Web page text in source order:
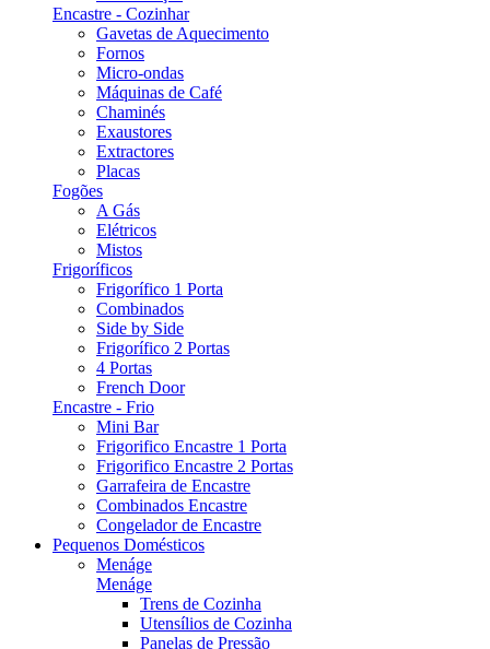
Encastre - Cozinhar
Gavetas de Aquecimento
Fornos
Micro-ondas
Máquinas de Café
Chaminés
Exaustores
Extractores
Placas
Fogões
A Gás
Elétricos
Mistos
Frigoríficos
Frigorífico 1 Porta
Combinados
Side by Side
Frigorífico 2 Portas
4 Portas
French Door
Encastre - Frio
Mini Bar
Frigorifico Encastre 1 Porta
Frigorifico Encastre 2 Portas
Garrafeira de Encastre
Combinados Encastre
Congelador de Encastre
Pequenos Domésticos
Menáge
Menáge
Trens de Cozinha
Utensílios de Cozinha
Panelas de Pressão